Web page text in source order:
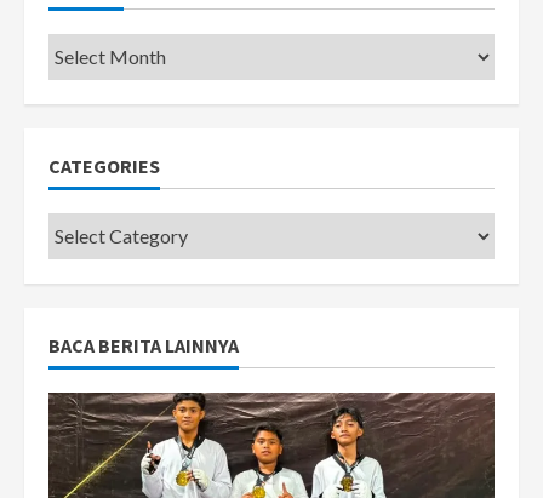
Pemkot
CATEGORIES
Categories
BACA BERITA LAINNYA